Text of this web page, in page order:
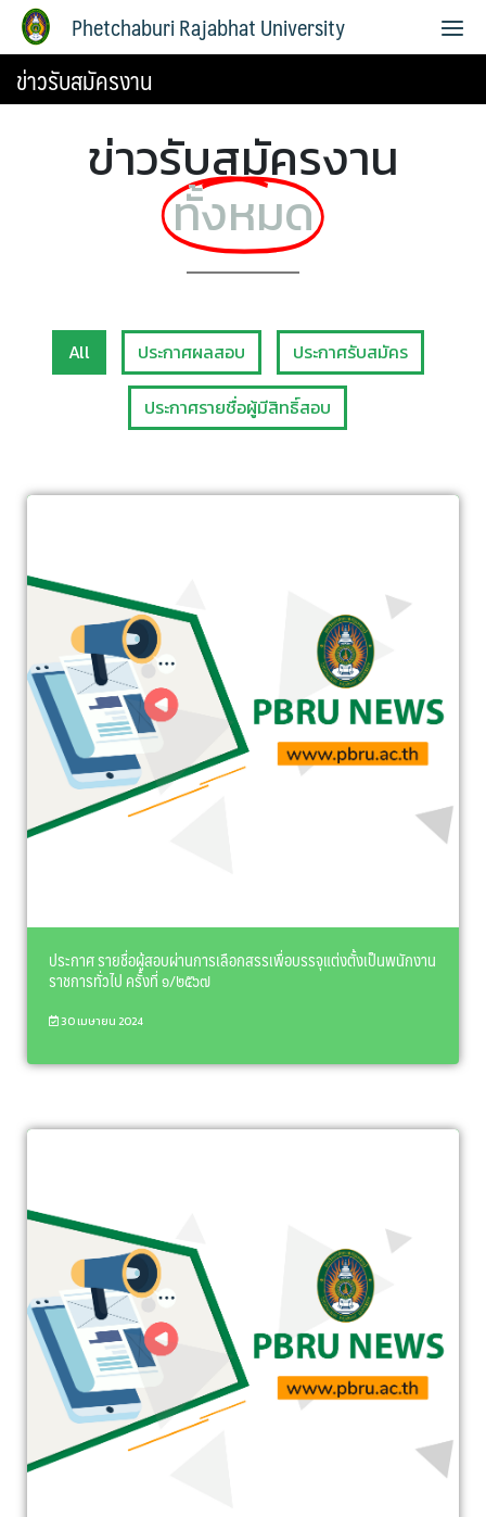
Phetchaburi Rajabhat University
ข่าวรับสมัครงาน
ข่าวรับสมัครงาน
ทั้งหมด
All ประกาศผลสอบ ประกาศรับสมัคร
ประกาศรายชื่อผู้มีสิทธิ์สอบ
ประกาศ รายชื่อผู้สอบผ่านการเลือกสรรเพื่อบรรจุแต่งตั้งเป็นพนักงาน
ราชการทั่วไป ครั้งที่ ๑/๒๕๖๗
30 เมษายน 2024